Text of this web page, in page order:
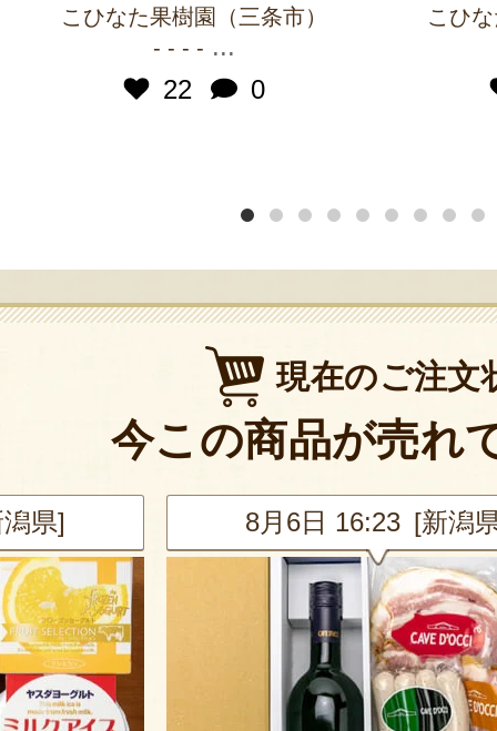
こひなた果樹園（三条市）
- - - - ...
22
0
こひ
現在のご注文
今この商品が売れ
県] 8月6日 16:23 [新潟